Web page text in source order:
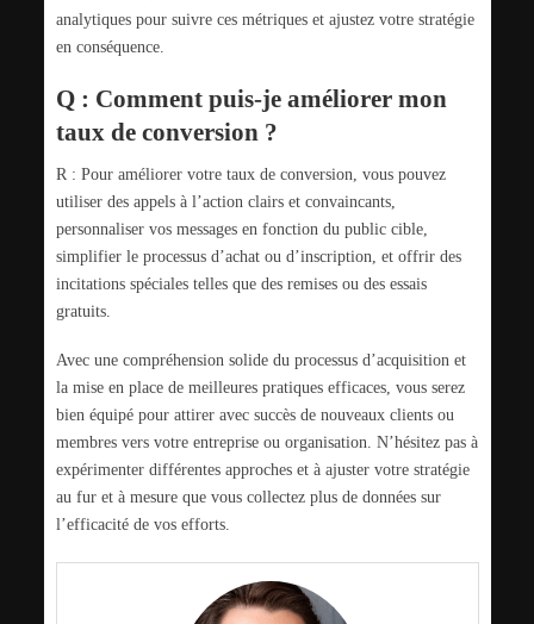
analytiques pour suivre ces métriques et ajustez votre stratégie
en conséquence.
Q : Comment puis-je améliorer mon
taux de conversion ?
R : Pour améliorer votre taux de conversion, vous pouvez
utiliser des appels à l’action clairs et convaincants,
personnaliser vos messages en fonction du public cible,
simplifier le processus d’achat ou d’inscription, et offrir des
incitations spéciales telles que des remises ou des essais
gratuits.
Avec une compréhension solide du processus d’acquisition et
la mise en place de meilleures pratiques efficaces, vous serez
bien équipé pour attirer avec succès de nouveaux clients ou
membres vers votre entreprise ou organisation. N’hésitez pas à
expérimenter différentes approches et à ajuster votre stratégie
au fur et à mesure que vous collectez plus de données sur
l’efficacité de vos efforts.